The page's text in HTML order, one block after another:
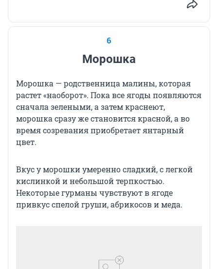
6
Морошка
Морошка — родственница малины, которая
растет «наоборот». Пока все ягоды появляются
сначала зелеными, а затем краснеют,
морошка сразу же становится красной, а во
время созревания приобретает янтарный
цвет.
Вкус у морошки умеренно сладкий, с легкой
кислинкой и небольшой терпкостью.
Некоторые гурманы чувствуют в ягоде
привкус спелой груши, абрикосов и меда.